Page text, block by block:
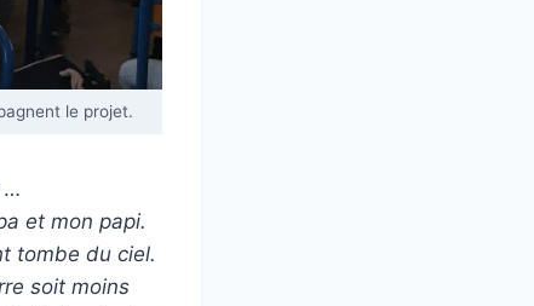
le projet.
…
et mon papi.
tombe du ciel.
soit moins